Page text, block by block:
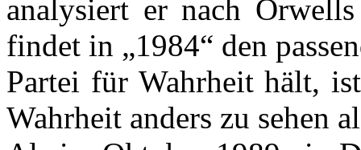
analysiert er nach
findet in „1984“ den
Partei für Wahrheit hält,
Wahrheit anders zu sehen